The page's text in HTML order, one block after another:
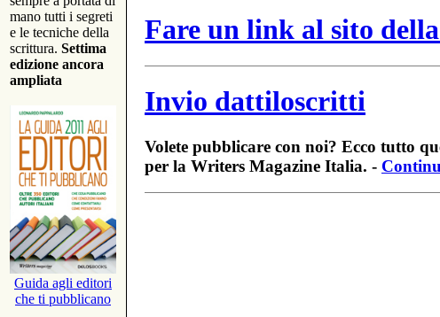
mano tutti i segreti
e le tecniche della
scrittura. Settima
edizione ancora
ampliata
Guida agli editori
che ti pubblicano
Fare un link al sito
Invio dattiloscritti
Volete pubblicare con noi? Ecco tutto
per la Writers Magazine Italia. -